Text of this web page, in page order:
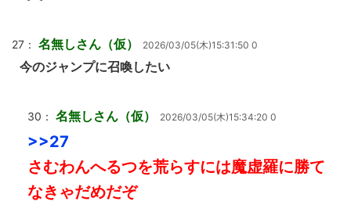
27： 名無しさん（仮） 2026/03/05(木)15:31:50 0
今のジャンプに召喚したい
30： 名無しさん（仮） 2026/03/05(木)15:34:20 0
>>27
さむわんへるつを荒らすには魔虚羅に勝て
なきゃだめだぞ